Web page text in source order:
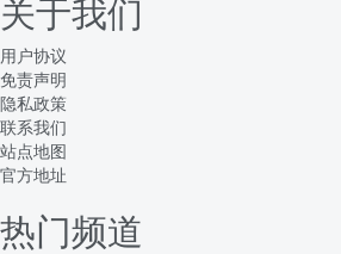
关于我们
用户协议
免责声明
隐私政策
联系我们
站点地图
官方地址
热门频道